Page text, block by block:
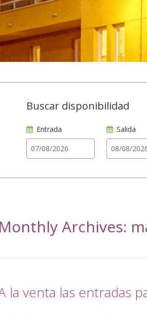
Buscar disponibilidad
Entrada Salida
Monthly Archives:
la venta las entradas